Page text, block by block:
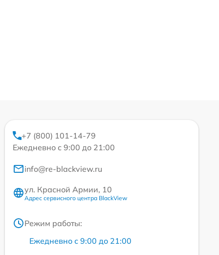
+7 (800) 101-14-79
Ежедневно с 9:00 до 21:00
info@re-blackview.ru
ул. Красной Армии, 10
Адрес сервисного центра BlackView
Режим работы:
Ежедневно с 9:00 до 21:00